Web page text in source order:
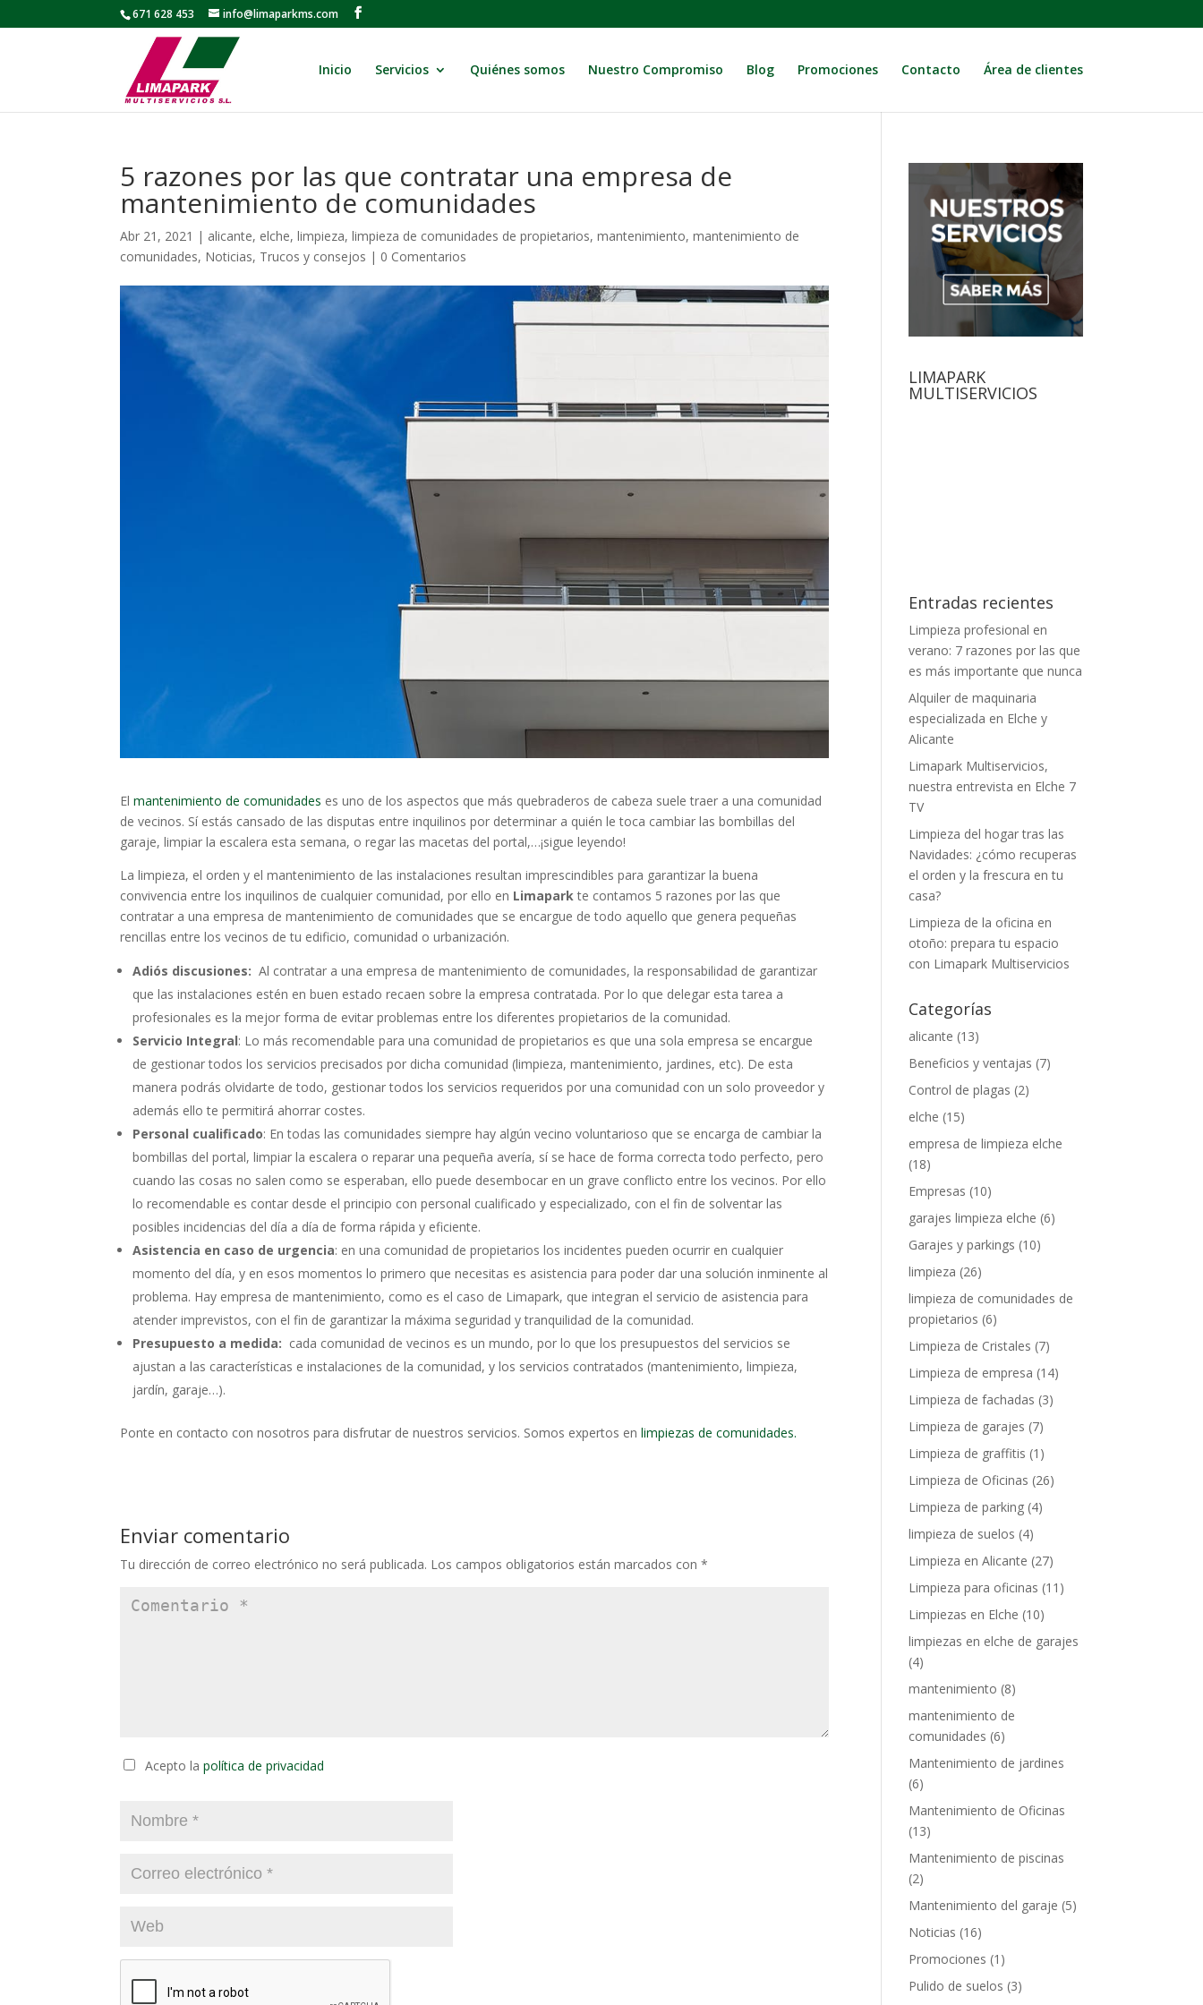
671 628 453 info@limaparkms.com
Inicio Servicios Quiénes somos Nuestro Compromiso Blog Promociones Contacto Área de clientes
5 razones por las que contratar una empresa de
mantenimiento de comunidades
Abr 21, 2021 | alicante, elche,limpieza,limpieza de comunidades de propietarios,mantenimiento,mantenimiento de
comunidades, Noticias, Trucos y consejos | 0 Comentarios
Elmantenimiento de comunidades es uno de los aspectos que más quebraderos de cabeza suele traer a una comunidad
de vecinos. Sí estás cansado de las disputas entre inquilinos por determinar a quién le toca cambiar las bombillas del
garaje, limpiar la escalera esta semana, o regar las macetas del portal,…¡sigue leyendo!
La limpieza, el orden y el mantenimiento de las instalaciones resultan imprescindibles para garantizar la buena
convivencia entre los inquilinos de cualquier comunidad, por ello en Limaparkte contamos 5 razones por las que
contratar a una empresa de mantenimiento de comunidades que se encargue de todo aquello que genera pequeñas
rencillas entre los vecinos de tu edificio, comunidad o urbanización.
Adiós discusiones: Al contratar a una empresa de mantenimiento de comunidades, la responsabilidad de garantizar
que las instalaciones estén en buen estado recaen sobre la empresa contratada. Por lo que delegar esta tarea a
profesionales es la mejor forma de evitar problemas entre los diferentes propietarios de la comunidad.
Servicio Integral: Lo más recomendable para una comunidad de propietarios es que una sola empresa se encargue
de gestionar todos los servicios precisados por dicha comunidad (limpieza, mantenimiento, jardines, etc). De esta
manera podrás olvidarte de todo, gestionar todos los servicios requeridos por una comunidad con un solo proveedor y
además ello te permitirá ahorrar costes.
Personal cualificado: En todas las comunidades siempre hay algún vecino voluntarioso que se encarga de cambiar la
bombillas del portal, limpiar la escalera o reparar una pequeña avería, sí se hace de forma correcta todo perfecto, pero
cuando las cosas no salen como se esperaban, ello puede desembocar en un grave conflicto entre los vecinos. Por ello
lo recomendable es contar desde el principio con personal cualificado y especializado, con el fin de solventar las
posibles incidencias del día a día de forma rápida y eficiente.
Asistencia en caso de urgencia: en una comunidad de propietarios los incidentes pueden ocurrir en cualquier
momento del día, y en esos momentos lo primero que necesitas es asistencia para poder dar una solución inminente al
problema. Hay empresa de mantenimiento, como es el caso de Limapark, que integran el servicio de asistencia para
atender imprevistos, con el fin de garantizar la máxima seguridad y tranquilidad de la comunidad.
Presupuesto a medida: cada comunidad de vecinos es un mundo, por lo que los presupuestos del servicios se
ajustan a las características e instalaciones de la comunidad, y los servicios contratados (mantenimiento, limpieza,
jardín, garaje…).
Ponte en contacto con nosotros para disfrutar de nuestros servicios. Somos expertos enlimpiezas de comunidades.
Enviar comentario
Tu dirección de correo electrónico no será publicada. Los campos obligatorios están marcados con*
Acepto lapolítica de privacidad
LIMAPARK
MULTISERVICIOS
Entradas recientes
Limpieza profesional en
verano: 7 razones por las que
es más importante que nunca
Alquiler de maquinaria
especializada en Elche y
Alicante
Limapark Multiservicios,
nuestra entrevista en Elche 7
TV
Limpieza del hogar tras las
Navidades: ¿cómo recuperas
el orden y la frescura en tu
casa?
Limpieza de la oficina en
otoño: prepara tu espacio
con Limapark Multiservicios
Categorías
alicante (13)
Beneficios y ventajas (7)
Control de plagas (2)
elche (15)
empresa de limpieza elche
(18)
Empresas (10)
garajes limpieza elche (6)
Garajes y parkings (10)
limpieza (26)
limpieza de comunidades de
propietarios (6)
Limpieza de Cristales (7)
Limpieza de empresa (14)
Limpieza de fachadas (3)
Limpieza de garajes (7)
Limpieza de graffitis (1)
Limpieza de Oficinas (26)
Limpieza de parking (4)
limpieza de suelos (4)
Limpieza en Alicante (27)
Limpieza para oficinas (11)
Limpiezas en Elche (10)
limpiezas en elche de garajes
(4)
mantenimiento (8)
mantenimiento de
comunidades (6)
Mantenimiento de jardines
(6)
Mantenimiento de Oficinas
(13)
Mantenimiento de piscinas
(2)
Mantenimiento del garaje (5)
Noticias (16)
Promociones (1)
Pulido de suelos (3)